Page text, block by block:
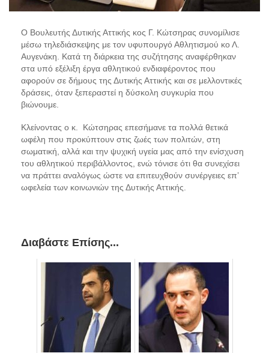
Ο Βουλευτής Δυτικής Αττικής κος Γ. Κώτσηρας συνομίλισε
μέσω τηλεδιάσκεψης με τον υφυπουργό Αθλητισμού κο Λ.
Αυγενάκη. Κατά τη διάρκεια της συζήτησης αναφέρθηκαν
στα υπό εξέλιξη έργα αθλητικού ενδιαφέροντος που
αφορούν σε δήμους της Δυτικής Αττικής και σε μελλοντικές
δράσεις, όταν ξεπεραστεί η δύσκολη συγκυρία που
βιώνουμε.
Κλείνοντας ο κ. Κώτσηρας επεσήμανε τα πολλά θετικά
ωφέλη που προκύπτουν στις ζωές των πολιτών , στη
σωματική, αλλά και την ψυχική υγεία μας από την ενίσχυση
του αθλητικού περιβάλλοντος , ενώ τόνισε ότι θα συνεχίσει
να πράττει αναλόγως ώστε να επιτευχθούν συνέργειες επ’
ωφελεία των κοινωνιών της Δυτικής Αττικής.
Διαβάστε Επίσης...